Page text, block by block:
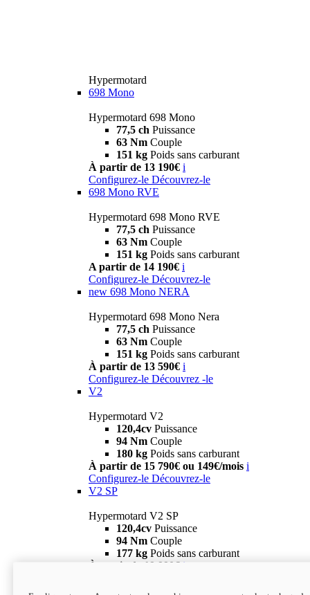
Hypermotard
698 Mono
Hypermotard 698 Mono
77,5 ch Puissance
63 Nm Couple
151 kg Poids sans carburant
À partir de 13 190€ i
Configurez-le Découvrez-le
698 Mono RVE
Hypermotard 698 Mono RVE
77,5 ch Puissance
63 Nm Couple
151 kg Poids sans carburant
A partir de 14 190€ i
Configurez-le Découvrez-le
new 698 Mono NERA
Hypermotard 698 Mono Nera
77,5 ch Puissance
63 Nm Couple
151 kg Poids sans carburant
À partir de 13 590€ i
Configurez-le Découvrez -le
V2
Hypermotard V2
120,4cv Puissance
94 Nm Couple
180 kg Poids sans carburant
À partir de 15 790€ ou 149€/mois i
Configurez-le Découvrez-le
V2 SP
Hypermotard V2 SP
120,4cv Puissance
94 Nm Couple
177 kg Poids sans carburant
À partir de 19 990€ i
new
V2 SP 100